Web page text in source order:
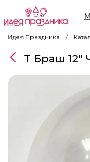
Идея Праздника
Т Браш 12"